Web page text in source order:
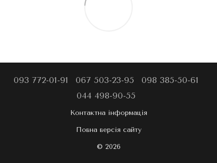
093 772-01-91 067 503-23-95
098 385-50-61
044 498-90-55
Контактна інформація
Повна версія сайту
© 2026